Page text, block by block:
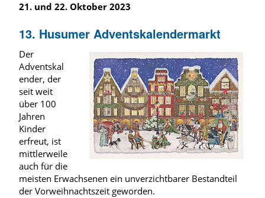
21. und 22. Oktober 2023
13. Husumer Adventskalendermarkt
Der
Adventskal
ender, der
seit weit
über 100
Jahren
Kinder
erfreut, ist
mittlerweile
auch für die
meisten Erwachsenen ein unverzichtbarer Bestandteil
der Vorweihnachtszeit geworden.